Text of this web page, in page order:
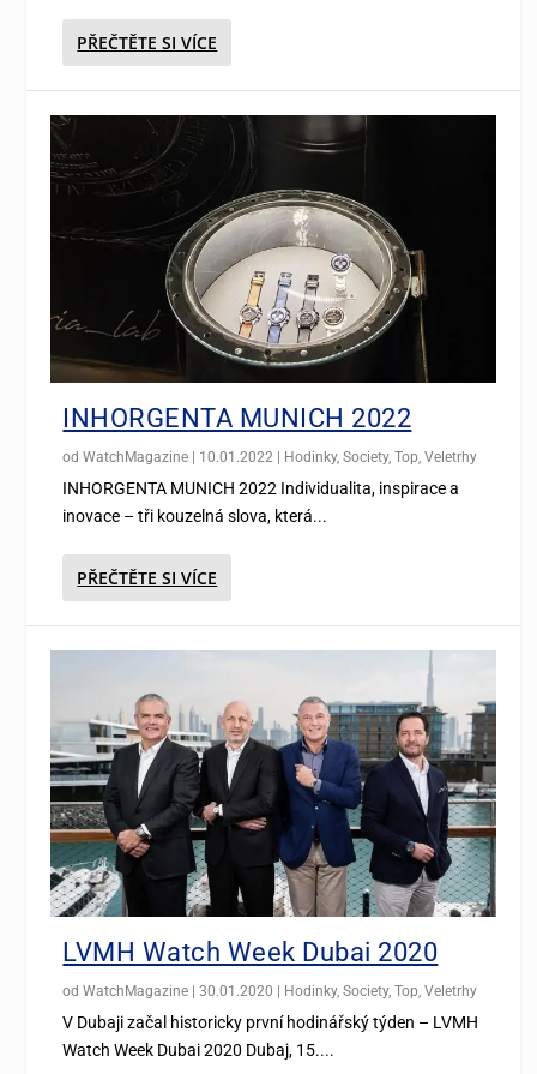
PŘEČTĚTE SI VÍCE
INHORGENTA MUNICH 2022
odWatchMagazine | 10.01.2022 | Hodinky,Society,Top ,Veletrhy
INHORGENTA MUNICH 2022 Individualita, inspirace a
inovace – tři kouzelná slova, která...
PŘEČTĚTE SI VÍCE
LVMH Watch Week Dubai 2020
odWatchMagazine |30.01.2020 Hodinky,Society,Top,Veletrhy
V Dubaji začal historicky první hodinářský týden – LVMH
Watch Week Dubai 2020 Dubaj, 15....